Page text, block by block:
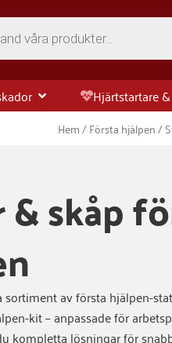
Öppna Sportskador
Hjärtstartare
Hem/Första hjälpen/
skåp
av första hjälpen-
kit – anpassade för
kompletta lösningar för